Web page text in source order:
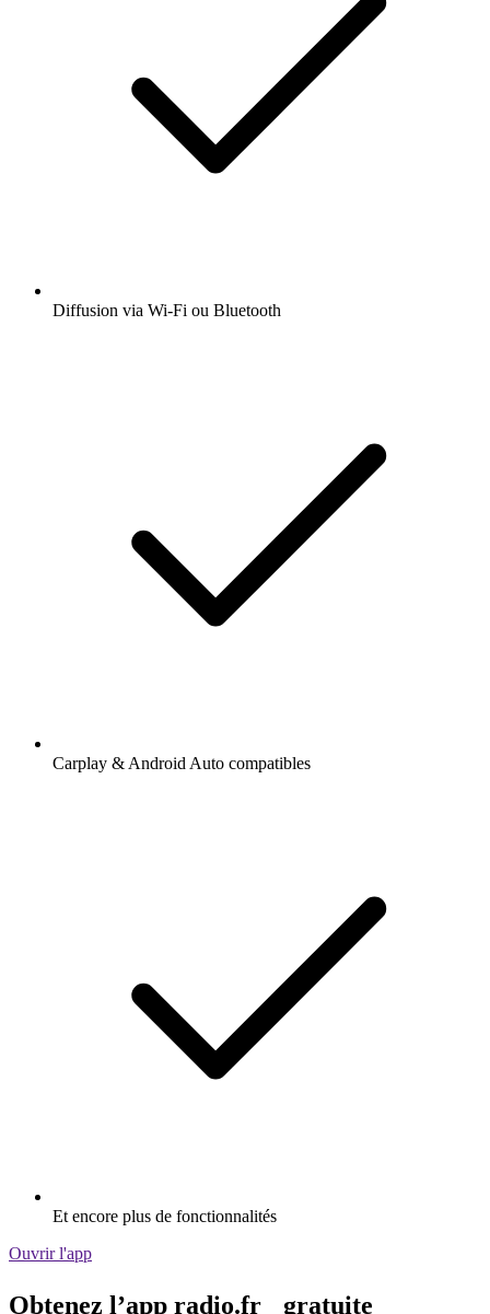
Diffusion via Wi-Fi ou Bluetooth
Carplay & Android Auto compatibles
Et encore plus de fonctionnalités
Ouvrir l'app
Obtenez l’app radio.fr gratuite